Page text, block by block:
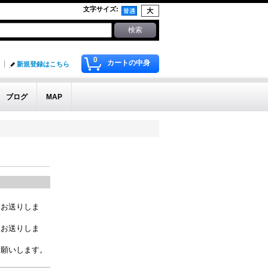
文字サイズ:
0 カートの中身
新規登録はこちら
ブログ MAP
送りしま
送りしま
いします。